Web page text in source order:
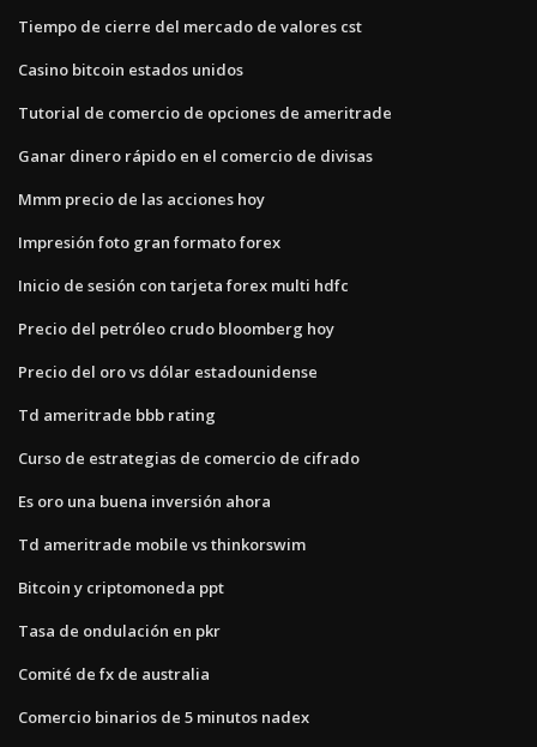
Tiempo de cierre del mercado de valores cst
Casino bitcoin estados unidos
Tutorial de comercio de opciones de ameritrade
Ganar dinero rápido en el comercio de divisas
Mmm precio de las acciones hoy
Impresión foto gran formato forex
Inicio de sesión con tarjeta forex multi hdfc
Precio del petróleo crudo bloomberg hoy
Precio del oro vs dólar estadounidense
Td ameritrade bbb rating
Curso de estrategias de comercio de cifrado
Es oro una buena inversión ahora
Td ameritrade mobile vs thinkorswim
Bitcoin y criptomoneda ppt
Tasa de ondulación en pkr
Comité de fx de australia
Comercio binarios de 5 minutos nadex